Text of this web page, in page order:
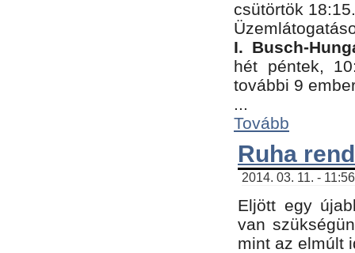
csütörtök 18:15.
I. Busch-
hét péntek,
további 9
...
Tovább
Ruha
2014. 03. 11. -
Eljött egy
van
mint az elmúlt